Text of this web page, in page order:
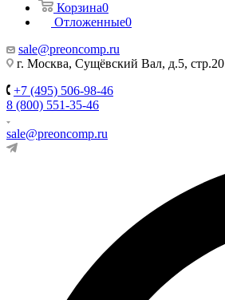
Корзина0
Отложенные0
sale@preoncomp.ru
г. Москва, Сущёвский Вал, д.5, стр.20
+7 (495) 506-98-46
8 (800) 551-35-46
sale@preoncomp.ru